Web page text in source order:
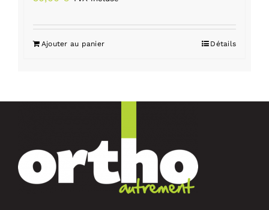
Ajouter au panier Détails